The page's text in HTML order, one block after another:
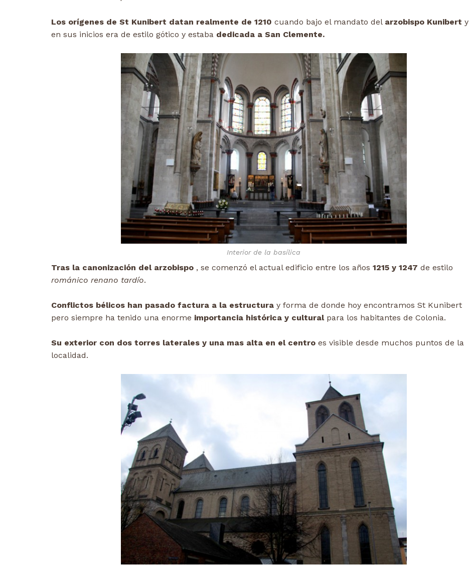
Los orígenes de St Kunibert datan realmente de 1210 cuando bajo el mandato del arzobispo Kunibert y
en sus inicios era de estilo gótico y estaba dedicada a San Clemente.
Interior de la basílica
Tras la canonización del arzobispo , se comenzó el actual edificio entre los años 1215 y 1247 de estilo
románico renano tardío.
Conflictos bélicos han pasado factura a la estructura y forma de donde hoy encontramos St Kunibert
pero siempre ha tenido una enorme importancia histórica y culturalpara los habitantes de Colonia.
Su exterior con dos torres laterales y una mas alta en el centro es visible desde muchos puntos de la
localidad.